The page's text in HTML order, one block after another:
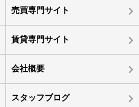
売買専門サイト
賃貸専門サイト
会社概要
スタッフブログ